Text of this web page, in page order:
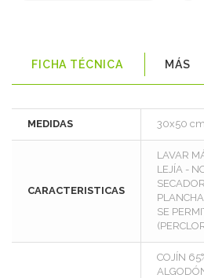
FICHA TÉCNICA MÁS
MEDIDAS 30x50 cm
CARACTERISTICAS
LAVAR
LEJÍA -
SE
COJÍN